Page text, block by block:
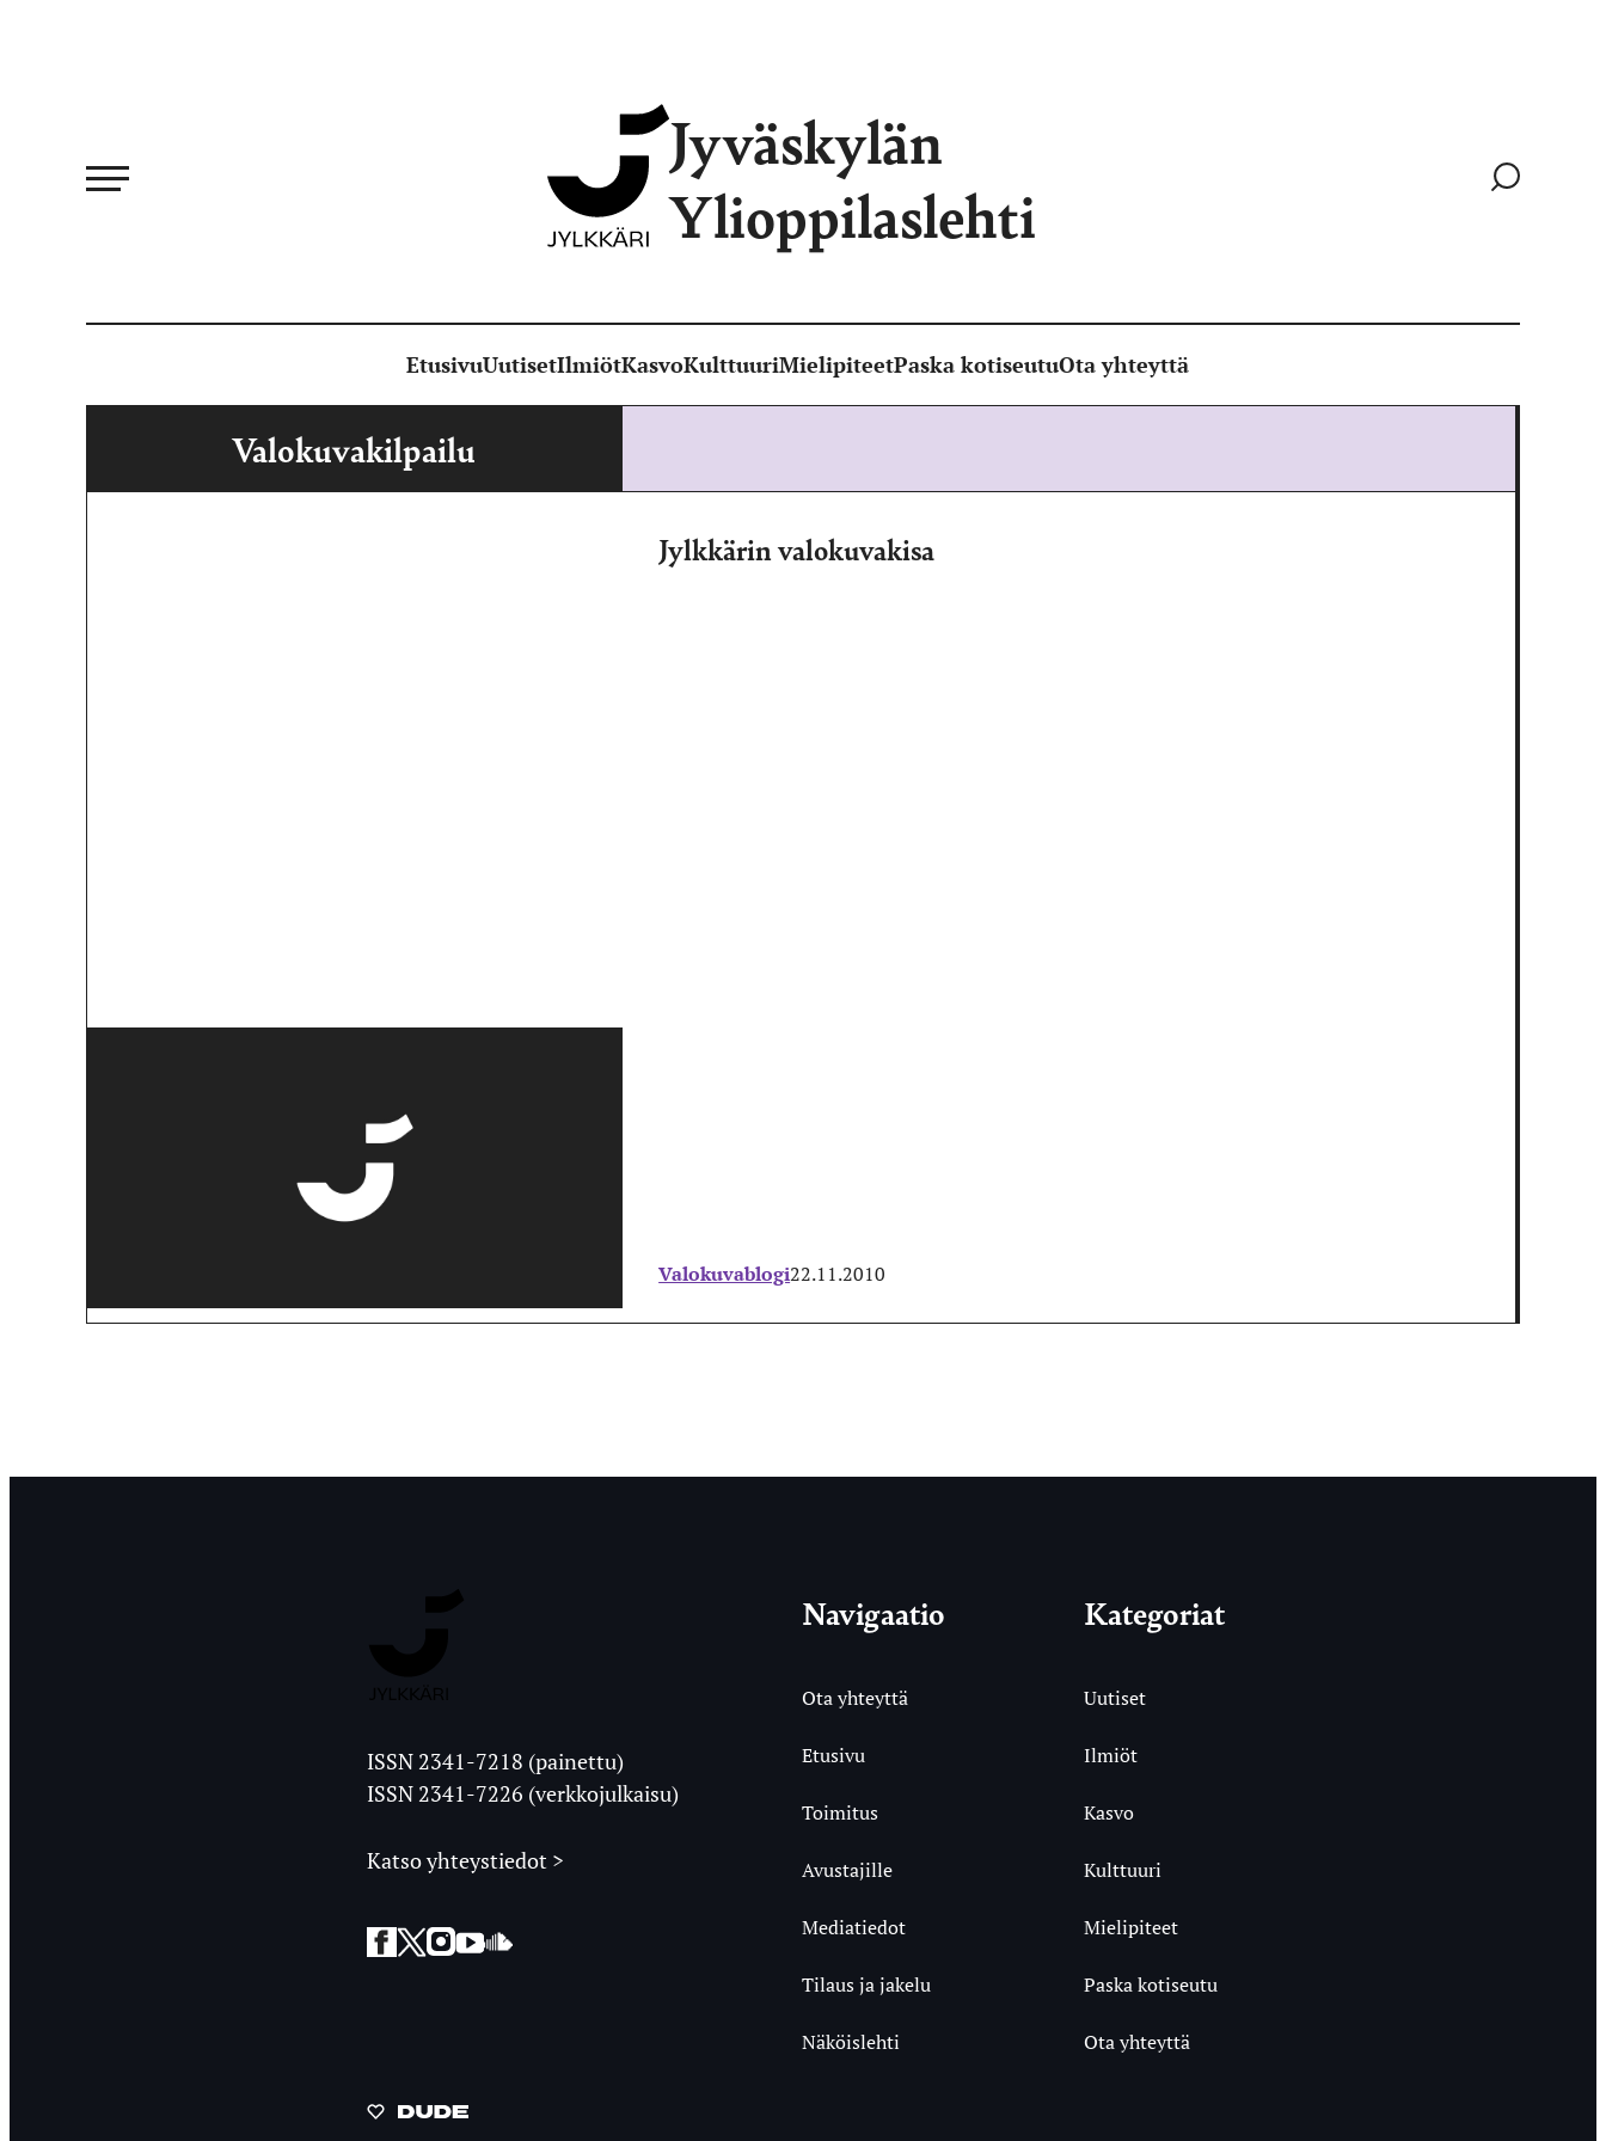
Jyväskylän
Ylioppilaslehti
Siirry
EtusivuUutisetIlmiötKasvoKulttuuriMielipiteetPaska kotiseutuOta yhteyttä
Valokuvakilpailu
Jylkkärin valokuvakisa
Valokuvablogi22.11.2010
Ylioppilaslehti
ISSN 2341-7218 (painettu)
ISSN 2341-7226 (verkkojulkaisu)
Katso yhteystiedot >
Facebook
Twitter
Instagram
YouTubeSoundCloud
Navigaatio
Ota yhteyttä
Etusivu
Toimitus
Avustajille
Mediatiedot
Tilaus ja jakelu
Näköislehti
Kategoriat
Uutiset
Ilmiöt
Kasvo
Kulttuuri
Mielipiteet
Paska kotiseutu
Ota yhteyttä